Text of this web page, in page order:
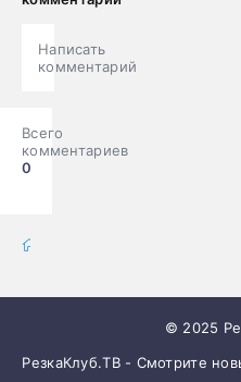
Написать
комментарий
Всего
комментариев
0
© 2025
РезкаКлуб.ТВ - Смотрите